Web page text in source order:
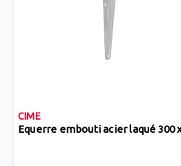
CIME
Equerre embouti acier laqué 300